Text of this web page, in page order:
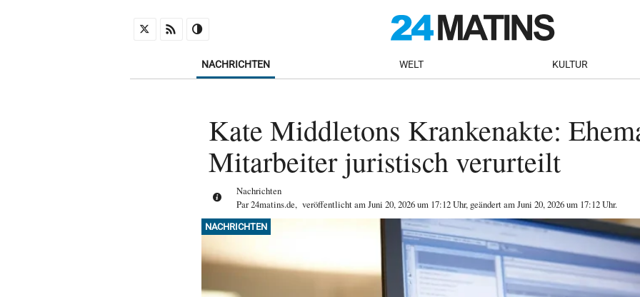
NACHRICHTEN WELT KULTUR
Kate Middletons Krankenakte:
Mitarbeiter juristisch verurteilt
Nachrichten
Par24matins.de, veröffentlicht amJuni 20, 2026um 17:12 Uhr, geändert am Juni 20, 2026 um 17:12 Uhr.
NACHRICHTEN